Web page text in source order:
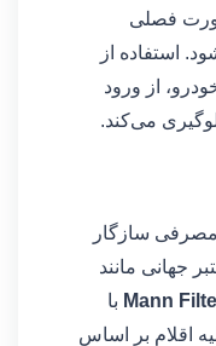
صورت فصلی
استفاده از
از ورود
می‌کند.
سازگار
Mann با
اقلام بر اساس